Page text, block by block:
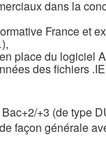
dans la
France et
place du logiciel
des fichiers
+3 (de type
façon générale